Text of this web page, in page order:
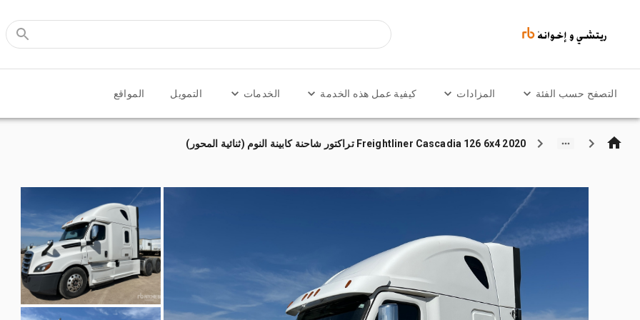
التصفح حسب الفئة المزادات كيفية عمل هذه الخدمة الخدمات التمويل المواقع
2020 Freightliner Cascadia 126 6x4 تراكتور شاحنة كابينة النوم (ثنائية المحور)